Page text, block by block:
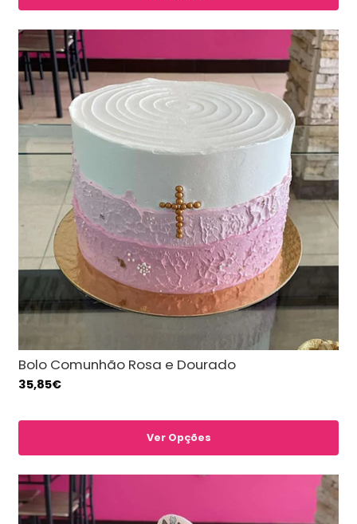
Bolo Comunhão Rosa e Dourado
35,85€
Ver Opções